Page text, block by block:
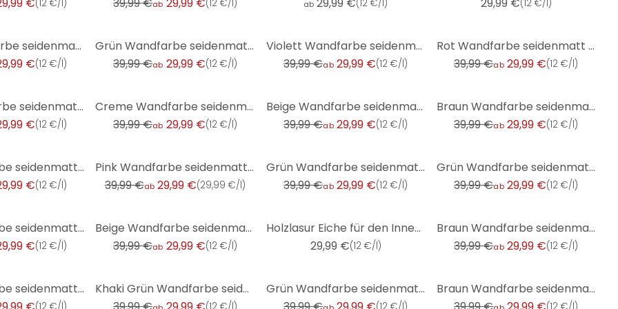
(12 €/l) ab (12 €/l) ab (12 €/l) (12 €/l)
Beige Wandfarbe seidenmatt I Seedy Sunflower | Raum öffnend und beruhigend | THE COLOR KITCHEN
€(12 €/l)
Grün Wandfarbe seidenmatt I Woodruff Cream | Raumharmonie schaffend | THE COLOR KITCHEN
39,99 €ab 29,99 €(12 €/l)
Violett Wandfarbe seidenmatt I Beady Beetroot | vitalisierender Raumcharakter | THE COLOR KITCHEN
39,99 €ab 29,99 €(12 €/l)
Rot Wandfarbe seidenmatt I Red Wine | leidenschaftlich und voller Energie | THE COLOR KITCHEN
39,99 €ab 29,99 €(12 €/l)
Grün Wandfarbe seidenmatt I Ritzy Rosemary | Raumharmonie schaffend | THE COLOR KITCHEN
€(12 €/l)
Creme Wandfarbe seidenmatt I Melty Marzipan | Raum öffnend und einladend | THE COLOR KITCHEN
39,99 €ab 29,99 €(12 €/l)
Beige Wandfarbe seidenmatt I Sweet Sesame | Raum öffnend und beruhigend | THE COLOR KITCHEN
39,99 €ab 29,99 €(12 €/l)
Braun Wandfarbe seidenmatt I Rosy Rosine | behagliche und ruhige Raumatmosphäre schaffend| THE COLOR
39,99 €ab 29,99 €(12 €/l)
Blau Wandfarbe seidenmatt I Ice Bonbon | mit beruhigender Wirkung | THE COLOR KITCHEN
€(12 €/l)
Pink Wandfarbe seidenmatt I Rosy Raspberry | verspielt und fröhlicher Charakter | THE COLOR KITCHEN
39,99 €ab 29,99 €(29,99 €/l)
Grün Wandfarbe seidenmatt I Balmy Basil | Raumharmonie schaffend | THE COLOR KITCHEN
39,99 €ab 29,99 €(12 €/l)
Grün Wandfarbe seidenmatt I Perky Peppermint | Raumharmonie schaffend | THE COLOR KITCHEN
39,99 €ab 29,99 €(12 €/l)
Blau Wandfarbe seidenmatt I Blooming Blueberry | mit beruhigender Wirkung | THE COLOR KITCHEN
€(12 €/l)
Beige Wandfarbe seidenmatt I Pure Potato | Raum öffnend und beruhigend | THE COLOR KITCHEN
39,99 €ab 29,99 €(12 €/l)
Holzlasur Eiche für den Innen- und Außenbereich - Seidenglänzend 2,5l - The Color Kitchen
29,99 €(12 €/l)
Braun Wandfarbe seidenmatt I Latte Macchhiato | behagliche und ruhige Raumatmosphäre schaffend| THE
39,99 €ab 29,99 €(12 €/l)
Blau Wandfarbe seidenmatt I Blue Mussel | Mit beruhigender Wirkung | THE COLOR KITCHEN
Khaki Grün Wandfarbe seidenmatt I Ordinary Olive | Raumharmonie schaffend | THE COLOR KITCHEN
Grün Wandfarbe seidenmatt I Lovely Lime | Raumharmonie schaffend | THE COLOR KITCHEN
Braun Wandfarbe seidenmatt I Whispy Walnut | behagliche und ruhige Raumatmosphäre schaffend| THE COL